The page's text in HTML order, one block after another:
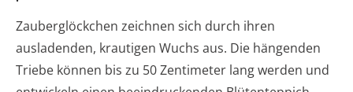
Zauberglöckchen zeichnen sich durch ihren
ausladenden, krautigen Wuchs aus. Die hängenden
Triebe können bis zu 50 Zentimeter lang werden und